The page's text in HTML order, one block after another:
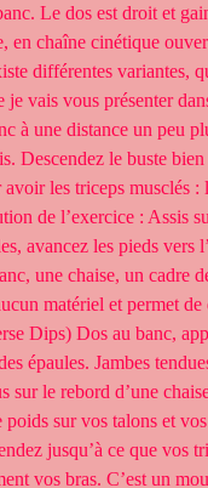
Le dos est droit et
en chaîne cinétique
différentes variantes,
vais vous présenter
à une distance un peu
Descendez le buste
les triceps musclés :
de l’exercice : Assis
avancez les pieds vers
une chaise, un cadre
matériel et permet
Dips) Dos au banc,
épaules. Jambes
sur le rebord d’une
sur vos talons et
jusqu’à ce que vos
vos bras. C’est un